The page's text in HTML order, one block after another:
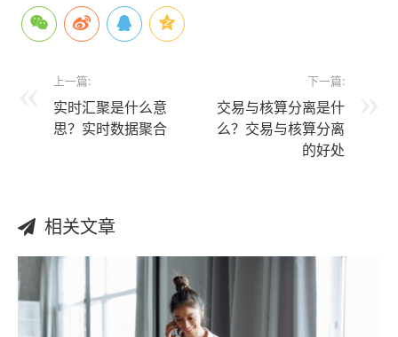
上一篇:
实时汇聚是什么意
思？实时数据聚合
下一篇:
交易与核算分离是什
么？交易与核算分离
的好处
相关文章